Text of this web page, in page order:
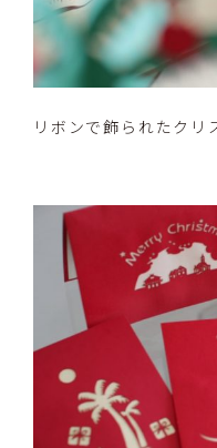
リボンで飾られたクリ